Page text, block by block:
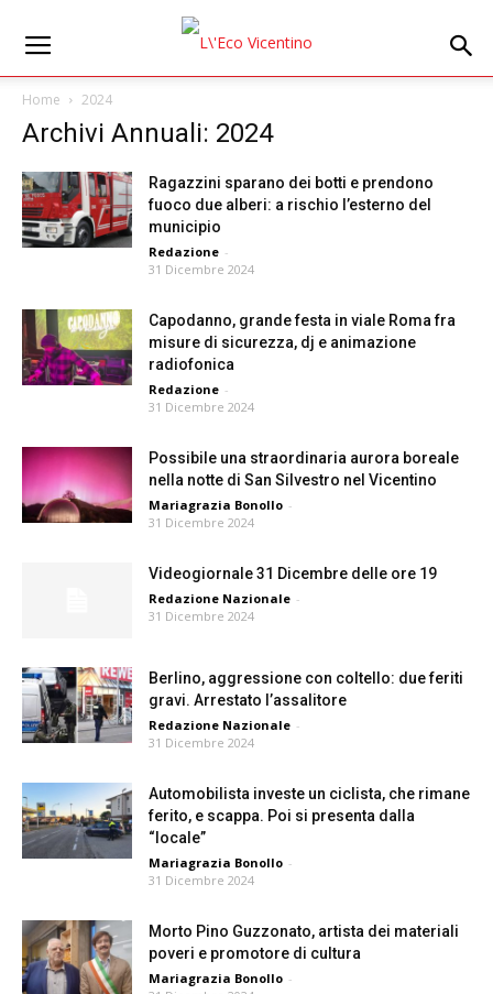
Home 2024
Archivi Annuali: 2024
Ragazzini sparano dei botti e prendono
fuoco due alberi: a rischio l’esterno del
municipio
Redazione -
31 Dicembre 2024
Capodanno, grande festa in viale Roma fra
misure di sicurezza, dj e animazione
radiofonica
Redazione -
31 Dicembre 2024
Possibile una straordinaria aurora boreale
nella notte di San Silvestro nel Vicentino
Mariagrazia Bonollo -
31 Dicembre 2024
Videogiornale 31 Dicembre delle ore 19
Redazione Nazionale -
31 Dicembre 2024
Berlino, aggressione con coltello: due feriti
gravi. Arrestato l’assalitore
Redazione Nazionale -
31 Dicembre 2024
Automobilista investe un ciclista, che rimane
ferito, e scappa. Poi si presenta dalla
“locale”
Mariagrazia Bonollo -
31 Dicembre 2024
Morto Pino Guzzonato, artista dei materiali
poveri e promotore di cultura
Mariagrazia Bonollo -